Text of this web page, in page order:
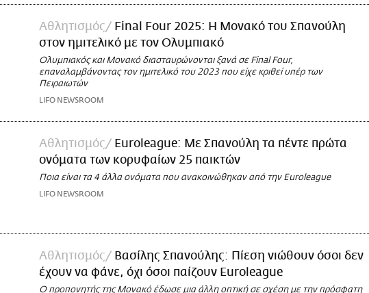
Αθλητισμός
Final Four 2025: Η Μονακό του Σπανούλη
στον ημιτελικό με τον Ολυμπιακό
Ολυμπιακός και Μονακό διασταυρώνονται ξανά σε Final Four,
επαναλαμβάνοντας τον ημιτελικό του 2023 που είχε κριθεί υπέρ των
Πειραιωτών
LIFO NEWSROOM
Αθλητισμός
Euroleague: Με Σπανούλη τα πέντε πρώτα
ονόματα των κορυφαίων 25 παικτών
Ποια είναι τα 4 άλλα ονόματα που ανακοινώθηκαν από την Euroleague
LIFO NEWSROOM
Αθλητισμός
Βασίλης Σπανούλης: Πίεση νιώθουν όσοι δεν
έχουν να φάνε, όχι όσοι παίζουν Euroleague
Ο προπονητής της Μονακό έδωσε μια άλλη οπτική σε σχέση με την πρόσφατη